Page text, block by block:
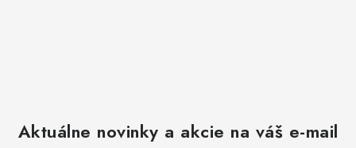
Aktuálne novinky a akcie na váš e-mail